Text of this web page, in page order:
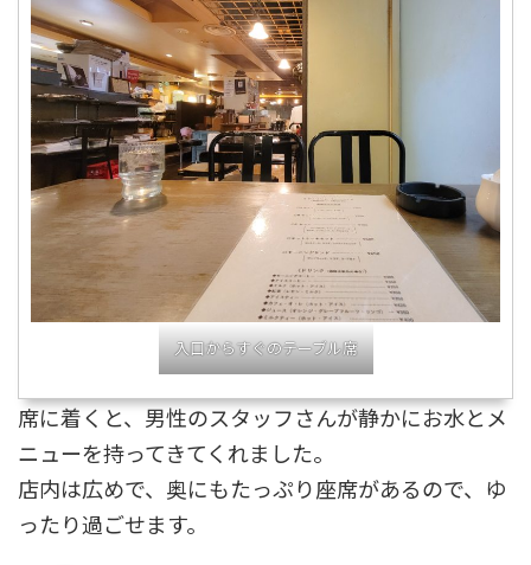
入口からすぐのテーブル席
席に着くと、男性のスタッフさんが静かにお水とメ
ニューを持ってきてくれました。
店内は広めで、奥にもたっぷり座席があるので、ゆ
ったり過ごせます。